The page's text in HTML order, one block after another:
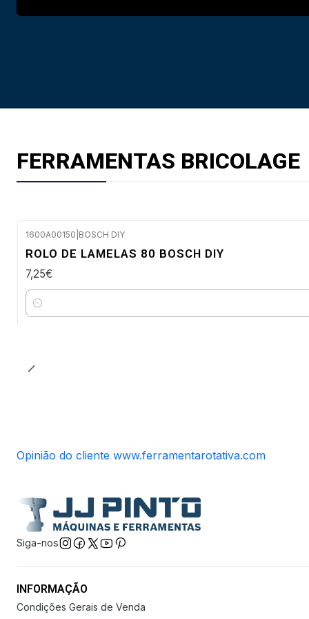
FERRAMENTAS BRICOLAGE
1600A00150 BOSCH DIY
ROLO DE LAMELAS 80 BOSCH DIY
7,25€
Quantidade
Opinião do cliente www.ferramentarotativa.com
Siga-nos
INFORMAÇÃO
Condições Gerais de Venda